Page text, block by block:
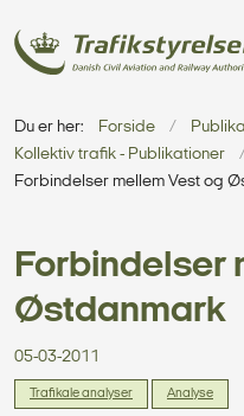
Du er her: Forside
Kollektiv trafik - Publikationer
Forbindelser mellem Vest og
Forbindelser
Østdanmark
05-03-2011
Trafikale analyser Analyse